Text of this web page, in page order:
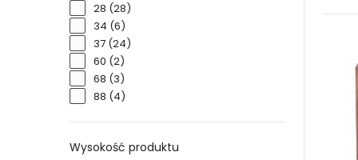
28 (28)
34 (6)
37 (24)
60 (2)
68 (3)
88 (4)
Wysokość produktu i